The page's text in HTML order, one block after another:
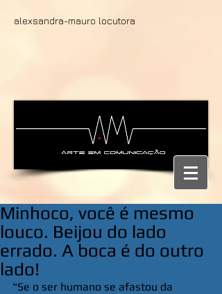
alexsandra-mauro locutora
Minhoco, você é mesmo
louco. Beijou do lado
errado. A boca é do outro
lado!
"Se o ser humano se afastou da